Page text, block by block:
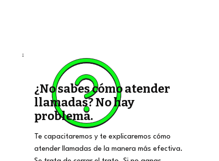
¿No sabes cómo atender
llamadas? No hay
problema.
Te capacitaremos y te explicaremos cómo
atender llamadas de la manera más efectiva.